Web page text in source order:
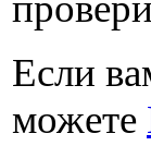
Если
можете